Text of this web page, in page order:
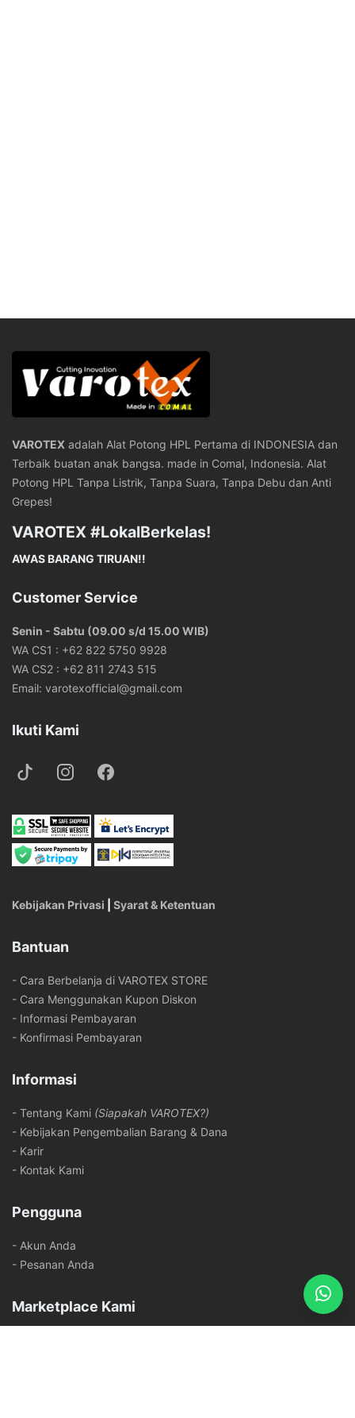
VAROTEX adalah Alat Potong HPL Pertama di INDONESIA dan
Terbaik buatan anak bangsa. made in Comal, Indonesia. Alat
Potong HPL Tanpa Listrik, Tanpa Suara, Tanpa Debu dan Anti
Grepes!
VAROTEX #LokalBerkelas!
AWAS BARANG TIRUAN!!
Customer Service
Senin - Sabtu (09.00 s/d 15.00 WIB)
WA CS1 : +62 822 5750 9928
WA CS2 : +62 811 2743 515
Email: varotexofficial@gmail.com
Ikuti Kami
Kebijakan Privasi Syarat & Ketentuan
Bantuan
- Cara Berbelanja di VAROTEX STORE
- Cara Menggunakan Kupon Diskon
- Informasi Pembayaran
- Konfirmasi Pembayaran
Informasi
- Tentang Kami (Siapakah VAROTEX?)
- Kebijakan Pengembalian Barang & Dana
- Karir
- Kontak Kami
Pengguna
- Akun Anda
- Pesanan Anda
Marketplace Kami